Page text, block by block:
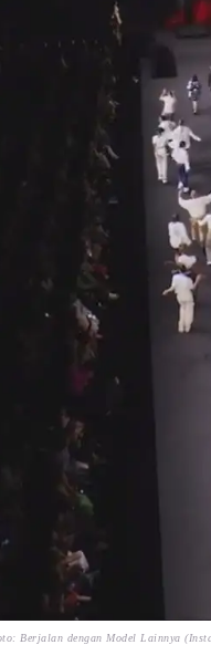
Berjalan dengan Model Lainnya